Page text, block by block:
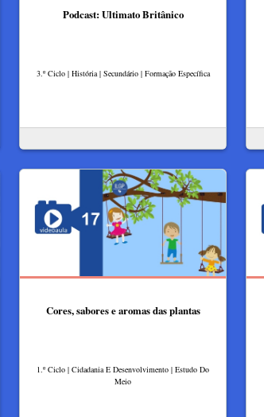
Podcast: Ultimato Britânico
3.º Ciclo | História | Secundário | Formação Específica
Cores, sabores e aromas das plantas
1.º Ciclo | Cidadania E Desenvolvimento | Estudo Do
Meio